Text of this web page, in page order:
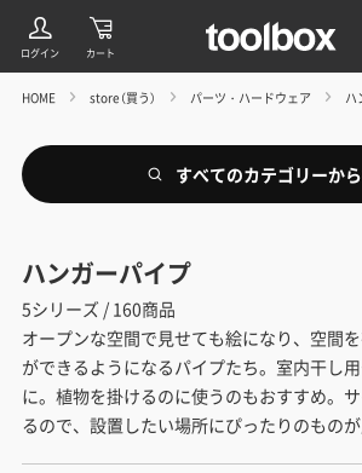
HOME store（買う） パーツ・ハードウェア ハ
すべてのカテゴリーか
ハンガーパイプ
5シリーズ / 160商品
オープンな空間で見せても絵になり、空間
ができるようになるパイプたち。室内干し
に。植物を掛けるのに使うのもおすすめ。
るので、設置したい場所にぴったりのものが